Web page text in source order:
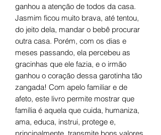
ganhou a atenção de todos da casa.
Jasmim ficou muito brava, até tentou,
do jeito dela, mandar o bebê procurar
outra casa. Porém, com os dias e
meses passando, ela percebeu as
gracinhas que ele fazia, e o irmão
ganhou o coração dessa garotinha tão
zangada! Com apelo familiar e de
afeto, este livro permite mostrar que
família é aquela que cuida, humaniza,
ama, educa, instrui, protege e,
principalmente, transmite bons valores.